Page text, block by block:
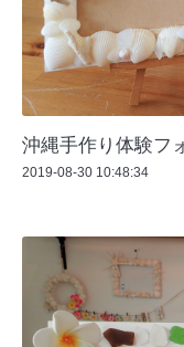
沖縄手作り体験フ
2019-08-30 10:48:34